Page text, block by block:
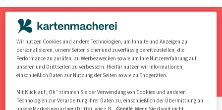
Entdeckt hier zauberhafte Geburtskarten
…und gestaltet eure Babynews ganz individuell mit
wenigen Klicks!
Wir nutzen Cookies und andere Technologien, um Inhalte und Anzeigen zu
personalisieren, unsere Seiten sicher und zuverlässig bereitzustellen, die
Performance zu zurüfen, zu Werbezwecken sowie um Ihre Nutzererfahrung auf
unseren und Drittseiten zu verbessern. Hierfür nutzen wir Informationen,
einschließlich Daten zur Nutzung der Seiten sowie zu Endgeräten.
Mit Klick auf „Ok” stimmen Sie der Verwendung von Cookies und anderen
Technologien zur Verarbeitung Ihrer Daten zu, einschließlich der Übermittlung an
unsere Marketingpartner (Dritte), wie z.B.
Google. Wenn Sie damit nicht